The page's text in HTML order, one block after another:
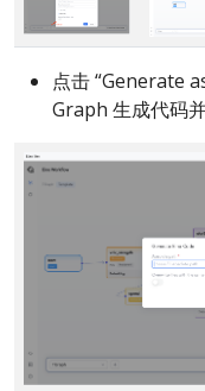
点击 “Generate
Graph 生成代码